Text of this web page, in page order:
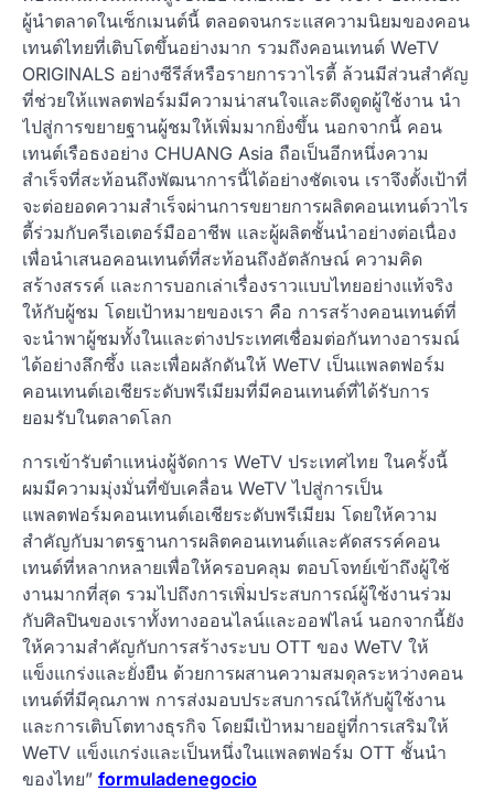
ผู้นำตลาดในเซ็กเมนต์นี้ ตลอดจนกระแสความนิยมของคอน
เทนต์ไทยที่เติบโตขึ้นอย่างมาก รวมถึงคอนเทนต์ WeTV
ORIGINALS อย่างซีรีส์หรือรายการวาไรตี้ ล้วนมีส่วนสำคัญ
ที่ช่วยให้แพลตฟอร์มมีความน่าสนใจและดึงดูดผู้ใช้งาน นำ
ไปสู่การขยายฐานผู้ชมให้เพิ่มมากยิ่งขึ้น นอกจากนี้ คอน
เทนต์เรือธงอย่าง CHUANG Asia ถือเป็นอีกหนึ่งความ
สำเร็จที่สะท้อนถึงพัฒนาการนี้ได้อย่างชัดเจน เราจึงตั้งเป้าที่
จะต่อยอดความสำเร็จผ่านการขยายการผลิตคอนเทนต์วาไร
ตี้ร่วมกับครีเอเตอร์มืออาชีพ และผู้ผลิตชั้นนำอย่างต่อเนื่อง
เพื่อนำเสนอคอนเทนต์ที่สะท้อนถึงอัตลักษณ์ ความคิด
สร้างสรรค์ และการบอกเล่าเรื่องราวแบบไทยอย่างแท้จริง
ให้กับผู้ชม โดยเป้าหมายของเรา คือ การสร้างคอนเทนต์ที่
จะนำพาผู้ชมทั้งในและต่างประเทศเชื่อมต่อกันทางอารมณ์
ได้อย่างลึกซึ้ง และเพื่อผลักดันให้ WeTV เป็นแพลตฟอร์ม
คอนเทนต์เอเชียระดับพรีเมียมที่มีคอนเทนต์ที่ได้รับการ
ยอมรับในตลาดโลก
การเข้ารับตำแหน่งผู้จัดการ WeTV ประเทศไทย ในครั้งนี้
ผมมีความมุ่งมั่นที่ขับเคลื่อน WeTV ไปสู่การเป็น
แพลตฟอร์มคอนเทนต์เอเชียระดับพรีเมียม โดยให้ความ
สำคัญกับมาตรฐานการผลิตคอนเทนต์และคัดสรรค์คอน
เทนต์ที่หลากหลายเพื่อให้ครอบคลุม ตอบโจทย์เข้าถึงผู้ใช้
งานมากที่สุด รวมไปถึงการเพิ่มประสบการณ์ผู้ใช้งานร่วม
กับศิลปินของเราทั้งทางออนไลน์และออฟไลน์ นอกจากนี้ยัง
ให้ความสำคัญกับการสร้างระบบ OTT ของ WeTV ให้
แข็งแกร่งและยั่งยืน ด้วยการผสานความสมดุลระหว่างคอน
เทนต์ที่มีคุณภาพ การส่งมอบประสบการณ์ให้กับผู้ใช้งาน
และการเติบโตทางธุรกิจ โดยมีเป้าหมายอยู่ที่การเสริมให้
WeTV แข็งแกร่งและเป็นหนึ่งในแพลตฟอร์ม OTT ชั้นนำ
ของไทย” formuladenegocio